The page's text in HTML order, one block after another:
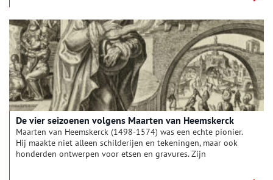
een tentoonstelling volledig gewijd aan dit onderwerp. ‘De
mannen van Michelangelo’ werpt nieuw licht op het denken en
doen van Michelangelo en trekt paralellen met de huidige tijd.
De vier seizoenen volgens Maarten van Heemskerck
Maarten van Heemskerck (1498-1574) was een echte pionier.
Hij maakte niet alleen schilderijen en tekeningen, maar ook
honderden ontwerpen voor etsen en gravures. Zijn